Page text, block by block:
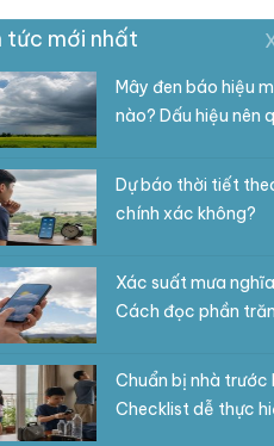
tức mới nhất
Mây đen báo hiệu
nào? Dấu hiệu nên
Dự báo thời tiết
chính xác không?
Xác suất mưa
Cách đọc phần
Chuẩn bị nhà trước
Checklist dễ thực